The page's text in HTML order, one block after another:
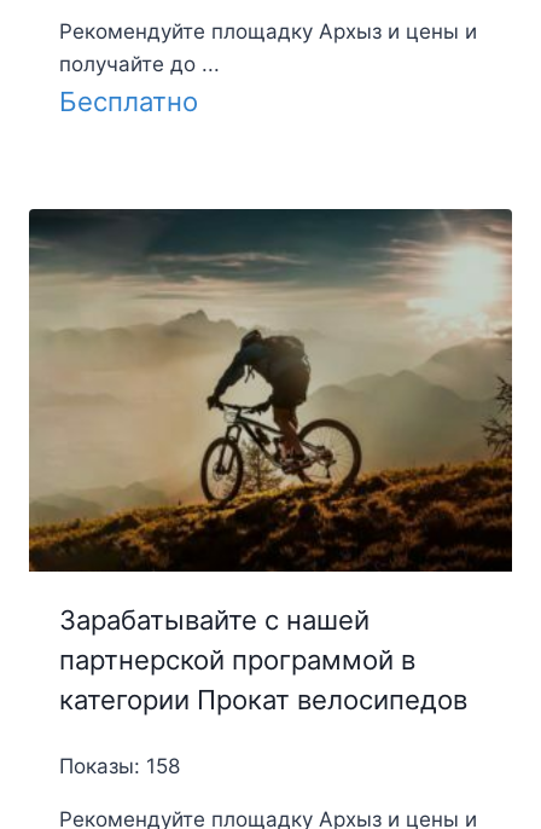
Рекомендуйте площадку Архыз и цены и
получайте до ...
Бесплатно
Зарабатывайте с нашей
партнерской программой в
категории Прокат велосипедов
Показы: 158
Рекомендуйте площадку Архыз и цены и